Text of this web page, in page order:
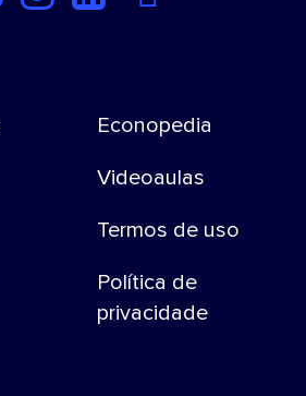
Econopedia
Videoaulas
Termos de uso
Política de
privacidade